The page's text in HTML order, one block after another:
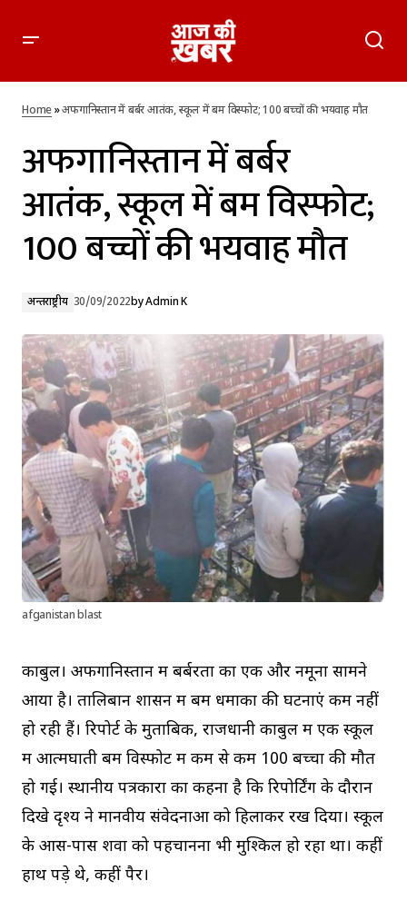
मौत
Home»अफगानिस्तान में बर्बर आतंक, स्कूल में बम विस्फोट; 100 बच्चों की भयवाह मौत
अफगानिस्तान में बर्बर
आतंक, स्कूल में बम विस्फोट;
100 बच्चों की भयवाह मौत
अन्तर्राष्ट्रीय 30/09/2022byAdmin K
afganistan blast
काबुल। अफगानिस्तान में बर्बरता का एक और नमूना सामने
आया है। तालिबान शासन में बम धमाकों की घटनाएं कम नहीं
हो रही हैं। रिपोर्ट के मुताबिक, राजधानी काबुल में एक स्कूल
में आत्मघाती बम विस्फोट में कम से कम 100 बच्चों की मौत
हो गई। स्थानीय पत्रकारों का कहना है कि रिपोर्टिंग के दौरान
दिखे दृश्य ने मानवीय संवेदनाओं को हिलाकर रख दिया। स्कूल
के आस-पास शवों को पहचानना भी मुश्किल हो रहा था। कहीं
हाथ पड़े थे, कहीं पैर।